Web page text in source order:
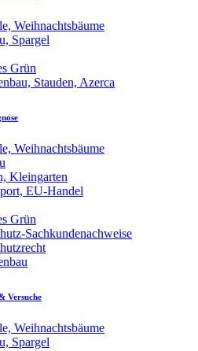
Weihnachtsbäume
Spargel
Grün
Stauden, Azerca
Weihnachtsbäume
Kleingarten
EU-Handel
Grün
Sachkundenachweise
Versuche
Weihnachtsbäume
Spargel